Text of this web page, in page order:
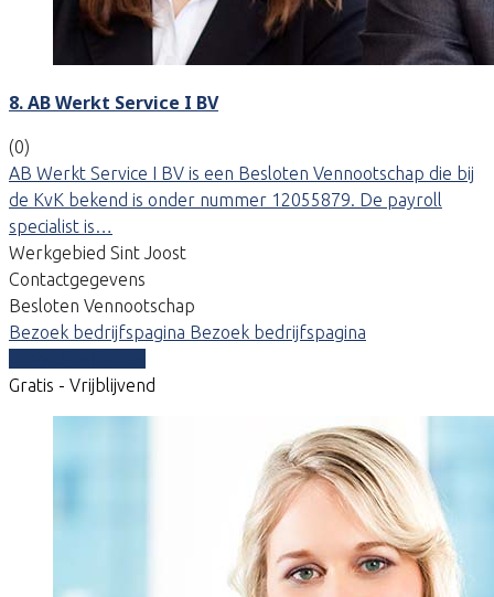
8. AB Werkt Service I BV
(0)
AB Werkt Service I BV is een Besloten Vennootschap die bij
de KvK bekend is onder nummer 12055879. De payroll
specialist is…
Werkgebied Sint Joost
Contactgegevens
Besloten Vennootschap
Bezoek bedrijfspagina Bezoek bedrijfspagina
Gratis - Vrijblijvend